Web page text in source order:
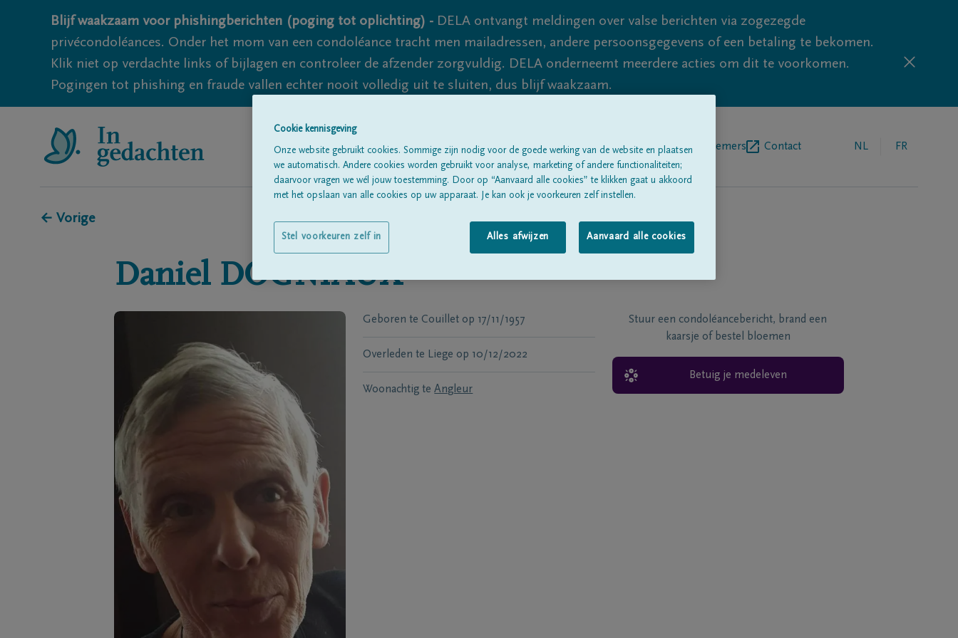
Blijf waakzaam voor phishingberichten (poging tot oplichting) - DELA ontvangt meldingen over valse berichten via zogezegde
privécondoléances. Onder het mom van een condoléance tracht men mailadressen, andere persoonsgegevens of een betaling te bekomen.
Klik niet op verdachte links of bijlagen en controleer de afzender zorgvuldig. DELA onderneemt meerdere acties om dit te voorkomen.
Pogingen tot phishing en fraude vallen echter nooit volledig uit te sluiten, dus blijf waakzaam.
Alle rouwberichtenOver onsBegrafenisondernemers Contact NL FR
← Vorige
Daniel DOGNIAUX
Geboren te Couillet op 17/11/1957
Overleden te Liege op 10/12/2022
Woonachtig te Angleur
Stuur een condoléancebericht, brand een
kaarsje of bestel bloemen
Betuig je medeleven
Cookie kennisgeving
Onze website gebruikt cookies. Sommige zijn nodig voor de goede werking van de website en plaatsen
we automatisch. Andere cookies worden gebruikt voor analyse, marketing of andere functionaliteiten;
daarvoor vragen we wél jouw toestemming. Door op “Aanvaard alle cookies” te klikken gaat u akkoord
met het opslaan van alle cookies op uw apparaat. Je kan ook je voorkeuren zelf instellen.
Alles afwijzen Aanvaard alle cookies
Stel voorkeuren zelf in